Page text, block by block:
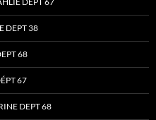
DEPT 38
68
67
DEPT 68